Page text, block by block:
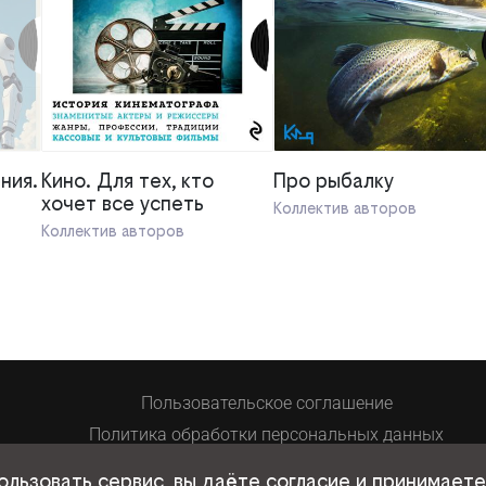
Кино. Для тех, кто
хочет все успеть
Коллектив авторов
Про рыбалку
Коллектив авторов
Пользовательское соглашение
Политика обработки персональных данных
© 2026 книги билайн
сервис, вы даёте согласие и принимаете